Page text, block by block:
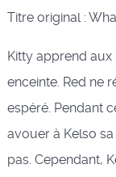
Titre original :
Kitty apprend aux
enceinte. Red ne
espéré. Pendant
avouer à Kelso
pas. Cependant,